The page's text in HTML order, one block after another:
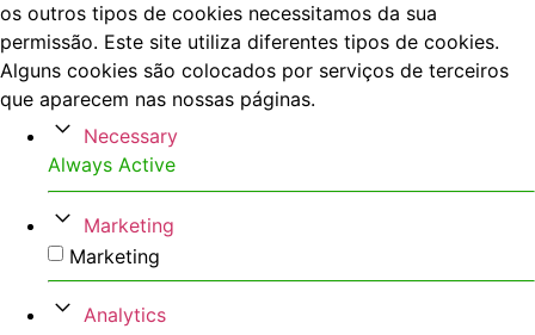
os outros tipos de cookies necessitamos da sua
permissão. Este site utiliza diferentes tipos de cookies.
Alguns cookies são colocados por serviços de terceiros
que aparecem nas nossas páginas.
Necessary
Always Active
Marketing
Marketing
Analytics